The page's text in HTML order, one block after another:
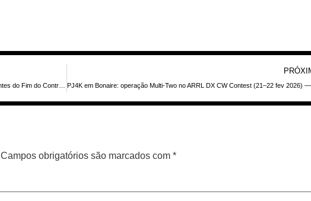
Campos obrigatórios são marcados com *